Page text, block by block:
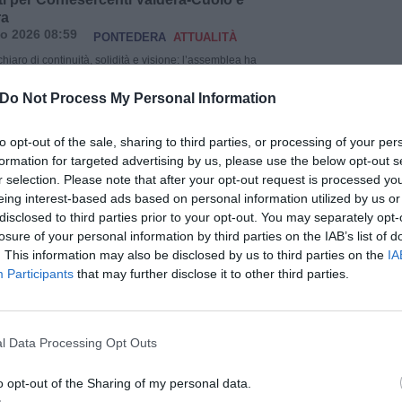
Do Not Process My Personal Information
opt-out of the sale, sharing to third parties, or processing of your
for targeted advertising by us, please use the below opt-out
selection. Please note that after your opt-out request is processed
interest-based ads based on personal information utilized by us
to third parties prior to your opt-out. You may separately
of your personal information by third parties on the IAB’s list of
This information may also be disclosed by us to third parties on the
Participants that may further disclose it to other third parties.
Data Processing Opt Outs
opt-out of the Sharing of my personal data.
2026 08:59 PONTEDERA ATTUALITÀ
di continuità, solidità e visione: l’assemblea ha
Cuoio e di Valentina Aurilio come presidente del
Pontedera. Una doppia conferma che
sotto ogni punto di vista. Numeri […]
Leggi tutto →
delle Donne nella
Valdera promuove un evento
2026 19:01 VALDERA ATTUALITÀ
propone una iniziativa che coinvolga tutti gli
delle classi II di scuola secondaria di 1° grado, […]